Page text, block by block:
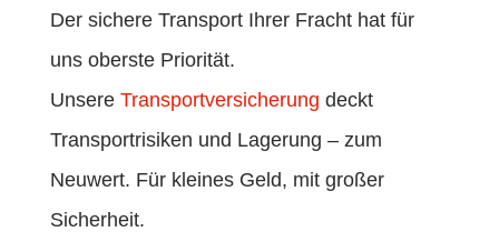
Der sichere Transport Ihrer Fracht hat für
uns oberste Priorität.
Unsere Transportversicherung deckt
Transportrisiken und Lagerung – zum
Neuwert. Für kleines Geld, mit großer
Sicherheit.